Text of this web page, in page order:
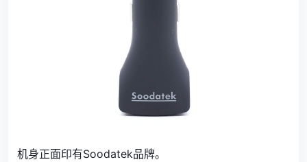
机身正面印有Soodatek品牌。